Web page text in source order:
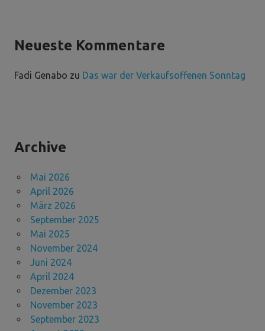
Neueste Kommentare
Fadi Genabo zu Das war der Verkaufsoffenen Sonntag
Archive
Mai 2026
April 2026
März 2026
September 2025
Mai 2025
November 2024
Juni 2024
April 2024
Dezember 2023
November 2023
September 2023